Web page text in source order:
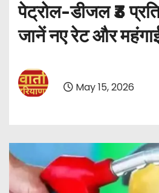
पेट्रोल-डीजल ₹3
जानें नए रेट और
May 15, 2026